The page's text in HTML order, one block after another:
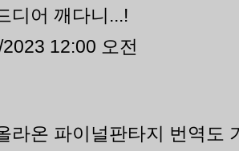
디어 깨다니...!
12:00 오전
라온 파이널판타지 번역도